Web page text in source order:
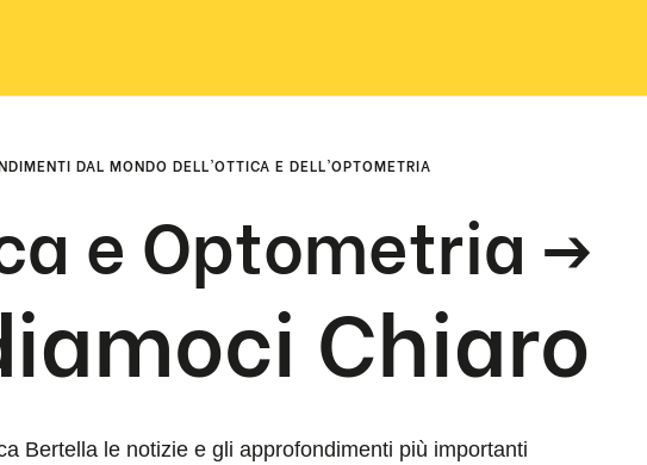
DAL MONDO DELL’OTTICA E DELL’OPTOMETRIA
e Optometria ->
Chiaro
Bertella le notizie e gli approfondimenti più importanti